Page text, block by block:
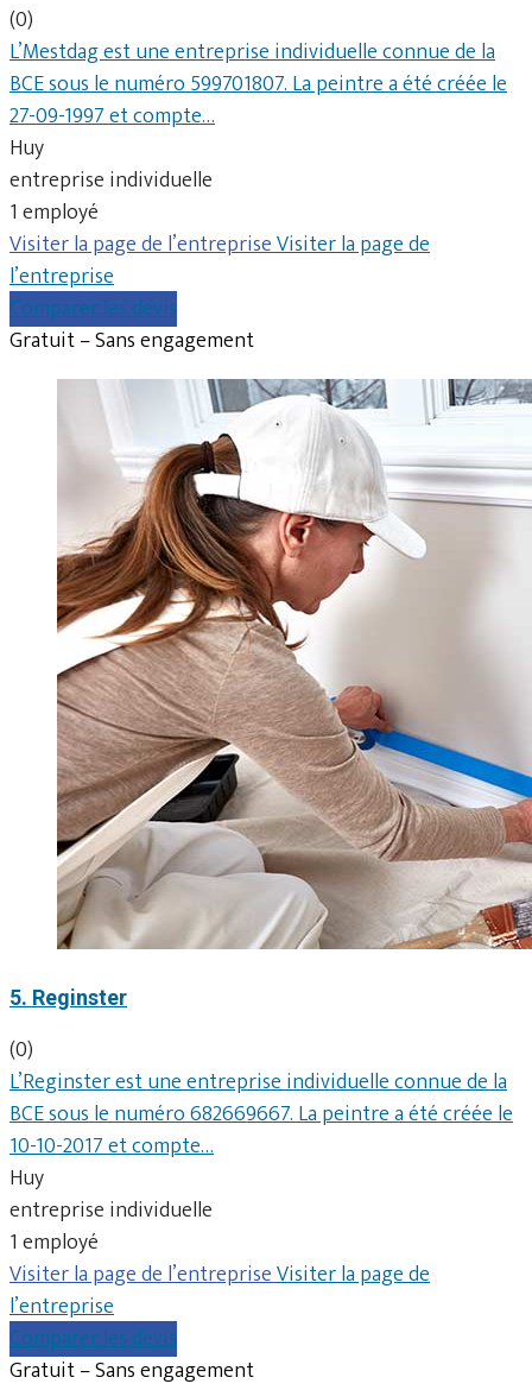
(0)
L’Mestdag est une entreprise individuelle connue de la
BCE sous le numéro 599701807. La peintre a été créée le
27-09-1997 et compte…
Huy
entreprise individuelle
1 employé
Visiter la page de l’entrepriseVisiter la page de
l’entreprise
Comparer les devis
Gratuit – Sans engagement
5. Reginster
(0)
L’Reginster est une entreprise individuelle connue de la
BCE sous le numéro 682669667. La peintre a été créée le
10-10-2017 et compte…
Huy
entreprise individuelle
1 employé
Visiter la page de l’entrepriseVisiter la page de
l’entreprise
Comparer les devis
Gratuit – Sans engagement